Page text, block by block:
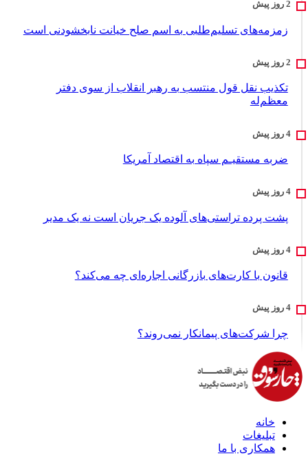
زمزمه‌های تسلیم‌طلبی به اسم صلح خیانت نابخشودنی است
تکذیب نقل قول منتسب به رهبر انقلاب از سوی دفتر
معظم‌له
ضربه مستقیـم سپاه به اقتصاد آمر‌یکا
پشت پرده تراستی‌های آلوده یک جریان است نه یک مدیر
قانون با کارت‌های بازرگانی اجاره‌ای چه می‌کند؟
چرا شرکت‌های پیمانکار نمی‌روند؟
خانه
تبلیغات
همکاری با ما